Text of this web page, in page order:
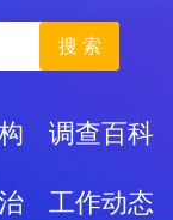
搜 索
调查百科
工作动态